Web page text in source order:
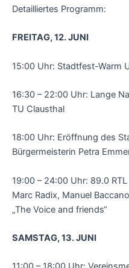
Detailliertes Programm:
FREITAG, 12. JUNI
15:00 Uhr: Stadtfest-Warm
16:30 – 22:00 Uhr: Lange
TU Clausthal
18:00 Uhr: Eröffnung des
Bürgermeisterin Petra
19:00 – 24:00 Uhr: 89.0
Marc Radix, Manuel
„The Voice and friends“
SAMSTAG, 13. JUNI